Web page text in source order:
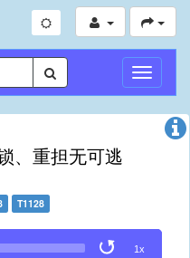
Toggle
、重担无可逃
T1128
1x